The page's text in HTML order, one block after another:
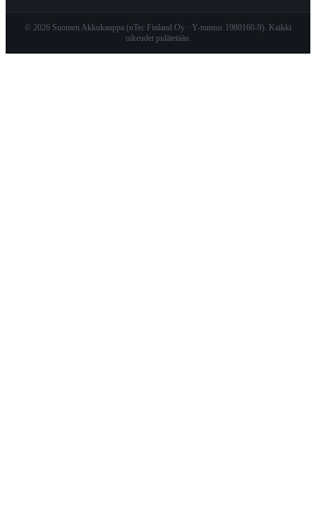
© 2026 Suomen Akkukauppa (nTec Finland Oy · Y-tunnus 1980160-9). Kaikki
oikeudet pidätetään.